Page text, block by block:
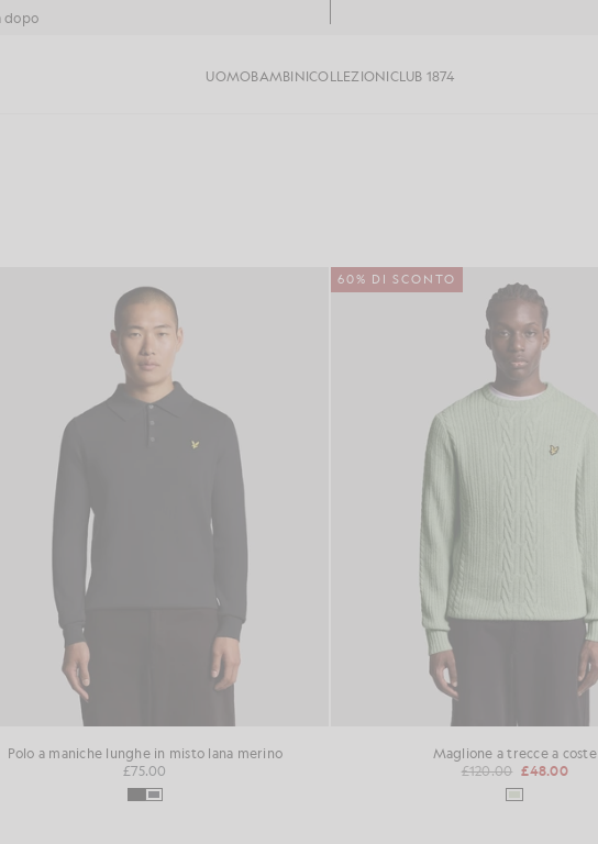
dopo
UOMOBAMBINICOLLEZIONICLUB 1874
Polo a maniche lunghe in misto lana merino
£75.00
60% DI SCONTO
Maglione a trecce a coste
£120.00 £48.00